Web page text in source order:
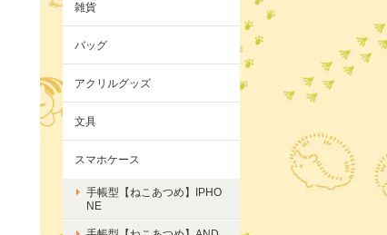
雑貨
バッグ
アクリルグッズ
文具
スマホケース
手帳型【ねこあつめ】IPHO
NE